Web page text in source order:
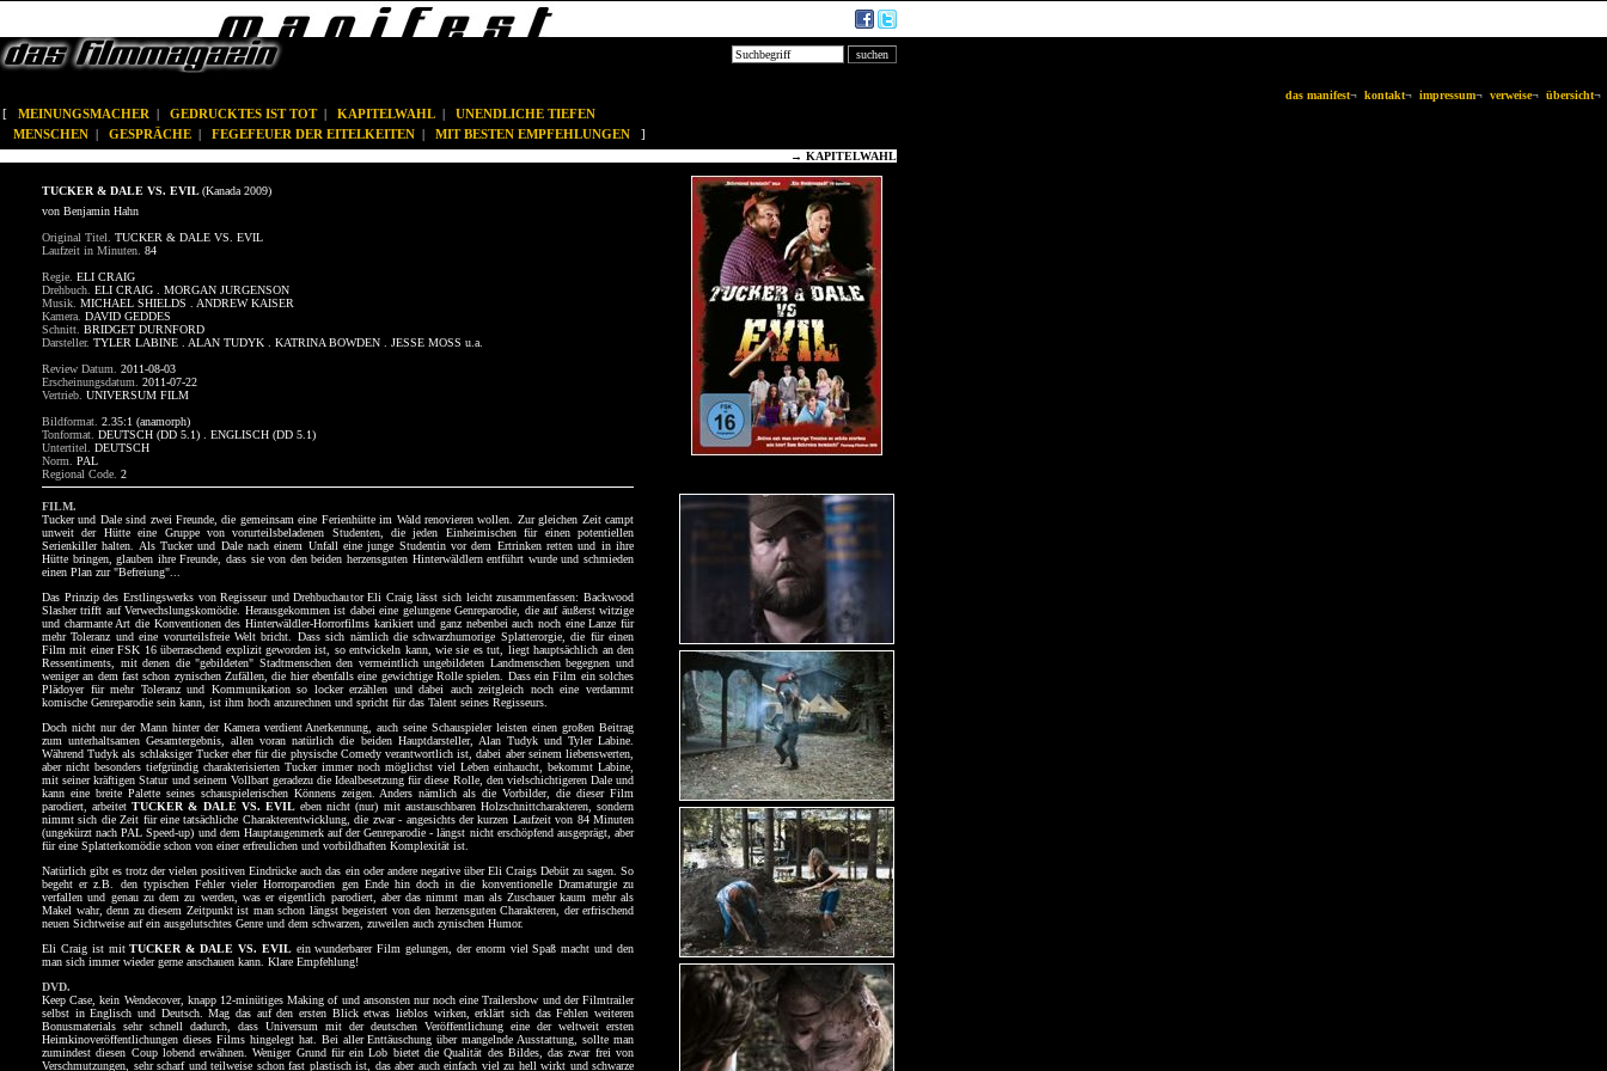
das manifest¬ kontakt¬ impressum¬ verweise¬ übersicht¬
[ MEINUNGSMACHER | GEDRUCKTES IST TOT| KAPITELWAHL | UNENDLICHE TIEFEN
MENSCHEN | GESPRÄCHE | FEGEFEUER DER EITELKEITEN | MIT BESTEN EMPFEHLUNGEN ]
→ KAPITELWAHL
TUCKER & DALE VS. EVIL(Kanada 2009)
von Benjamin Hahn
Original Titel. TUCKER & DALE VS. EVIL
Laufzeit in Minuten. 84
Regie. ELI CRAIG
Drehbuch. ELI CRAIG . MORGAN JURGENSON
Musik. MICHAEL SHIELDS . ANDREW KAISER
Kamera. DAVID GEDDES
Schnitt. BRIDGET DURNFORD
Darsteller. TYLER LABINE . ALAN TUDYK . KATRINA BOWDEN . JESSE MOSS u.a.
Review Datum. 2011-08-03
Erscheinungsdatum. 2011-07-22
Vertrieb. UNIVERSUM FILM
Bildformat. 2.35:1 (anamorph)
Tonformat. DEUTSCH (DD 5.1) . ENGLISCH (DD 5.1)
Untertitel. DEUTSCH
Norm. PAL
Regional Code. 2
FILM.
Tucker und Dale sind zwei Freunde, die gemeinsam eine Ferienhütte im Wald renovieren wollen. Zur gleichen Zeit campt
unweit der Hütte eine Gruppe von vorurteilsbeladenen Studenten, die jeden Einheimischen für einen potentiellen
Serienkiller halten. Als Tucker und Dale nach einem Unfall eine junge Studentin vor dem Ertrinken retten und in ihre
Hütte bringen, glauben ihre Freunde, dass sie von den beiden herzensguten Hinterwäldlern entführt wurde und schmieden
einen Plan zur "Befreiung"...
Das Prinzip des Erstlingswerks von Regisseur und Drehbuchautor Eli Craig lässt sich leicht zusammenfassen: Backwood
Slasher trifft auf Verwechslungskomödie. Herausgekommen ist dabei eine gelungene Genreparodie, die auf äußerst witzige
und charmante Art die Konventionen des Hinterwäldler-Horrorfilms karikiert und ganz nebenbei auch noch eine Lanze für
mehr Toleranz und eine vorurteilsfreie Welt bricht. Dass sich nämlich die schwarzhumorige Splatterorgie, die für einen
Film mit einer FSK 16 überraschend explizit geworden ist, so entwickeln kann, wie sie es tut, liegt hauptsächlich an den
Ressentiments, mit denen die "gebildeten" Stadtmenschen den vermeintlich ungebildeten Landmenschen begegnen und
weniger an dem fast schon zynischen Zufällen, die hier ebenfalls eine gewichtige Rolle spielen. Dass ein Film ein solches
Plädoyer für mehr Toleranz und Kommunikation so locker erzählen und dabei auch zeitgleich noch eine verdammt
komische Genreparodie sein kann, ist ihm hoch anzurechnen und spricht für das Talent seines Regisseurs.
Doch nicht nur der Mann hinter der Kamera verdient Anerkennung, auch seine Schauspieler leisten einen großen Beitrag
zum unterhaltsamen Gesamtergebnis, allen voran natürlich die beiden Hauptdarsteller, Alan Tudyk und Tyler Labine.
Während Tudyk als schlaksiger Tucker eher für die physische Comedy verantwortlich ist, dabei aber seinem liebenswerten,
aber nicht besonders tiefgründig charakterisierten Tucker immer noch möglichst viel Leben einhaucht, bekommt Labine,
mit seiner kräftigen Statur und seinem Vollbart geradezu die Idealbesetzung für diese Rolle, den vielschichtigeren Dale und
kann eine breite Palette seines schauspielerischen Könnens zeigen. Anders nämlich als die Vorbilder, die dieser Film
parodiert, arbeitetTUCKER & DALE VS. EVILeben nicht (nur) mit austauschbaren Holzschnittcharakteren, sondern
nimmt sich die Zeit für eine tatsächliche Charakterentwicklung, die zwar - angesichts der kurzen Laufzeit von 84 Minuten
(ungekürzt nach PAL Speed-up) und dem Hauptaugenmerk auf der Genreparodie - längst nicht erschöpfend ausgeprägt, aber
für eine Splatterkomödie schon von einer erfreulichen und vorbildhaften Komplexität ist.
Natürlich gibt es trotz der vielen positiven Eindrücke auch das ein oder andere negative über Eli Craigs Debüt zu sagen. So
begeht er z.B. den typischen Fehler vieler Horrorparodien gen Ende hin doch in die konventionelle Dramaturgie zu
verfallen und genau zu dem zu werden, was er eigentlich parodiert, aber das nimmt man als Zuschauer kaum mehr als
Makel wahr, denn zu diesem Zeitpunkt ist man schon längst begeistert von den herzensguten Charakteren, der erfrischend
neuen Sichtweise auf ein ausgelutschtes Genre und dem schwarzen, zuweilen auch zynischen Humor.
Eli Craig ist mitTUCKER & DALE VS. EVILein wunderbarer Film gelungen, der enorm viel Spaß macht und den
man sich immer wieder gerne anschauen kann. Klare Empfehlung!
DVD.
Keep Case, kein Wendecover, knapp 12-minütiges Making of und ansonsten nur noch eine Trailershow und der Filmtrailer
selbst in Englisch und Deutsch. Mag das auf den ersten Blick etwas lieblos wirken, erklärt sich das Fehlen weiteren
Bonusmaterials sehr schnell dadurch, dass Universum mit der deutschen Veröffentlichung eine der weltweit ersten
Heimkinoveröffentlichungen dieses Films hingelegt hat. Bei aller Enttäuschung über mangelnde Ausstattung, sollte man
zumindest diesen Coup lobend erwähnen. Weniger Grund für ein Lob bietet die Qualität des Bildes, das zwar frei von
Verschmutzungen, sehr scharf und teilweise schon fast plastisch ist, das aber auch einfach viel zu hell wirkt und schwarze